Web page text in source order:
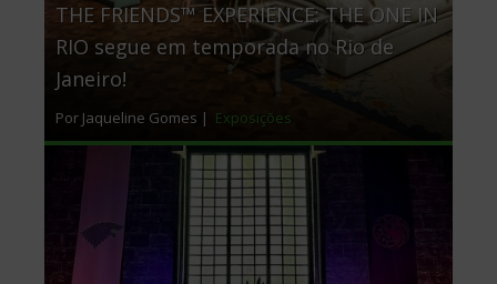
THE FRIENDS™ EXPERIENCE: THE ONE IN
RIO segue em temporada no Rio de
Janeiro!
Por Jaqueline Gomes | Exposições